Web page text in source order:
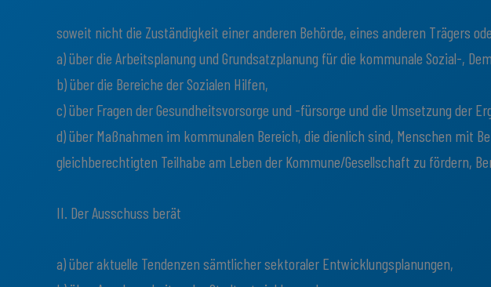
soweit nicht die Zuständigkeit einer anderen Behörde, eines anderen Trägers
a) über die Arbeitsplanung und Grundsatzplanung für die kommunale Sozial-,
b) über die Bereiche der Sozialen Hilfen,
c) über Fragen der Gesundheitsvorsorge und -fürsorge und die Umsetzung der
d) über Maßnahmen im kommunalen Bereich, die dienlich sind, Menschen mit
gleichberechtigten Teilhabe am Leben der Kommune/Gesellschaft zu fördern,
II. Der Ausschuss berät
a) über aktuelle Tendenzen sämtlicher sektoraler Entwicklungsplanungen,